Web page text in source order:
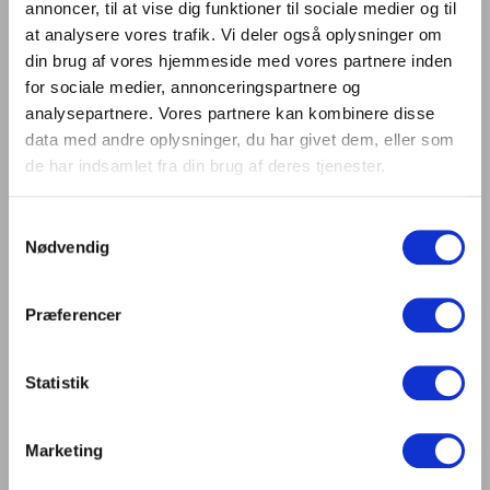
annoncer, til at vise dig funktioner til sociale medier og til
at analysere vores trafik. Vi deler også oplysninger om
din brug af vores hjemmeside med vores partnere inden
for sociale medier, annonceringspartnere og
analysepartnere. Vores partnere kan kombinere disse
data med andre oplysninger, du har givet dem, eller som
de har indsamlet fra din brug af deres tjenester.
Nødvendig
Præferencer
Statistik
Marketing
Kurset afholdes i Koldinghus. Som en del af kurset
indgår en guidet rundvisning, hvor vi skal se og høre
om den gennemgribende restaurering af det
historiske bygningsværk, som arkitekterne Inger og
Johannes Exner har stået for.
Medlemmer af Akademisk Arkitektforening og DCL
Undervisere
og er registreret som sådan hos både IALD og CLD.